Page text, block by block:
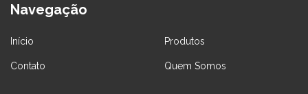
Navegação
Início Produtos
Contato Quem Somos